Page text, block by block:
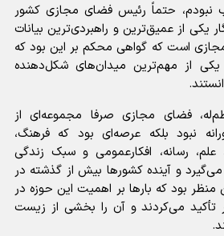
نبودم، حتماً رئیس فضای مجازی کشور
یکی از عمیق‌ترین و راهبردی‌ترین بیانات
است که گواهی محکم بر این بود که
از مهم‌ترین میدان‌های شکل‌دهنده
فضای مجازی صرفا مجموعه‌ای از
نبود بلکه عرصه‌ای بود که فرهنگ،
علم، رسانه، افکارعمومی و سبک زندگی
و آینده کشور‌ها بیش از گذشته در
بود که بار‌ها بر اهمیت این حوزه در
تأکید می‌کردند و آن را بخشی از زیست